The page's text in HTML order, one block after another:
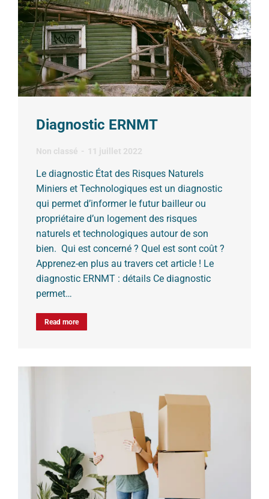
Diagnostic ERNMT
Non classé 11 juillet 2022
Le diagnostic État des Risques Naturels
Miniers et Technologiques est un diagnostic
qui permet d’informer le futur bailleur ou
propriétaire d’un logement des risques
naturels et technologiques autour de son
bien. Qui est concerné ? Quel est sont coût ?
Apprenez-en plus au travers cet article ! Le
diagnostic ERNMT : détails Ce diagnostic
permet…
Read more